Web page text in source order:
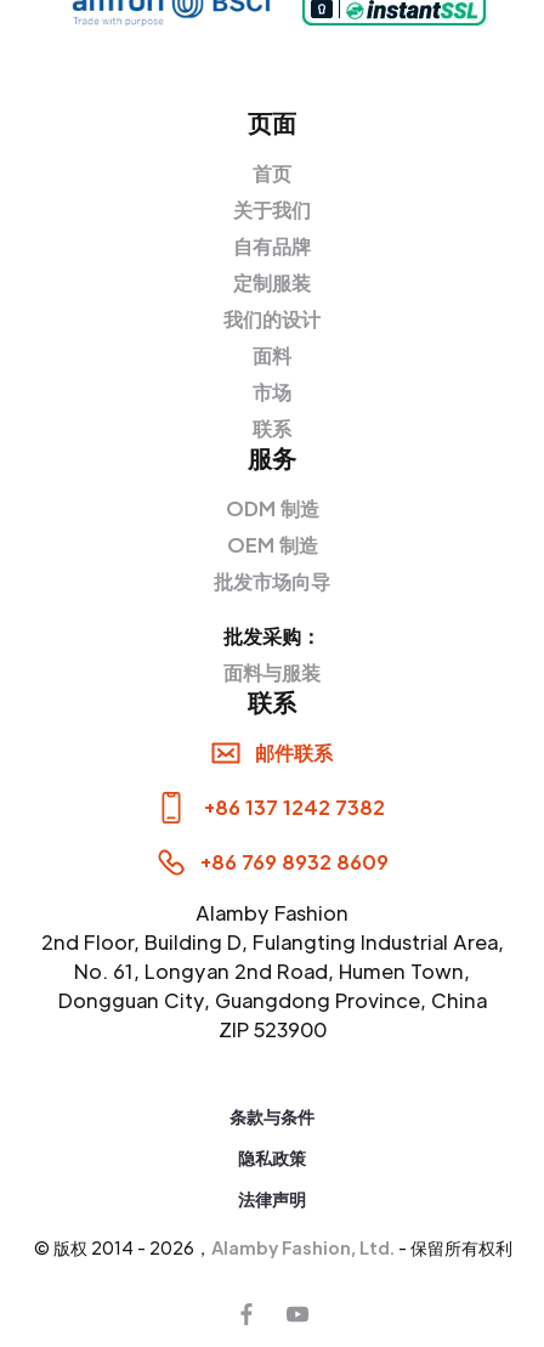
页面
首页
关于我们
自有品牌
定制服装
我们的设计
面料
市场
联系
服务
ODM 制造
OEM 制造
批发市场向导
批发采购：
面料与服装
联系
邮件联系
+86 137 1242 7382
+86 769 8932 8609
Alamby Fashion
2nd Floor, Building D, Fulangting Industrial Area,
No. 61, Longyan 2nd Road, Humen Town,
Dongguan City, Guangdong Province, China
ZIP 523900
条款与条件
隐私政策
法律声明
© 版权 2014 - 2026， Alamby Fashion, Ltd. - 保留所有权利